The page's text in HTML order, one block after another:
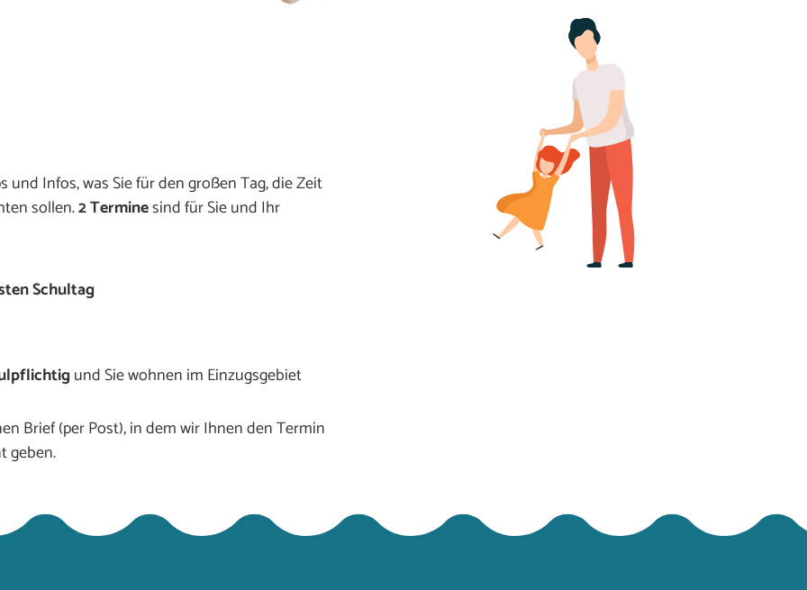
und Infos, was Sie für den großen Tag, die Zeit
sollen.2 Terminesind für Sie und Ihr
Schultag
und Sie wohnen im Einzugsgebiet
Brief (per Post), in dem wir Ihnen den Termin
geben.